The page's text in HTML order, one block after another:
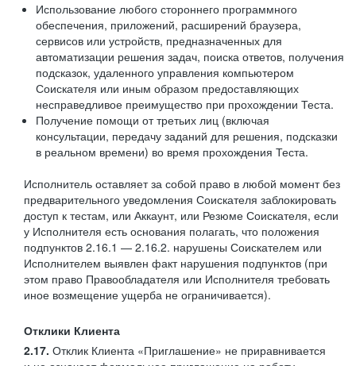
Использование любого стороннего программного
обеспечения, приложений, расширений браузера,
сервисов или устройств, предназначенных для
автоматизации решения задач, поиска ответов, получения
подсказок, удаленного управления компьютером
Соискателя или иным образом предоставляющих
несправедливое преимущество при прохождении Теста.
Получение помощи от третьих лиц (включая
консультации, передачу заданий для решения, подсказки
в реальном времени) во время прохождения Теста.
Исполнитель оставляет за собой право в любой момент без
предварительного уведомления Соискателя заблокировать
доступ к тестам, или Аккаунт, или Резюме Соискателя, если
у Исполнителя есть основания полагать, что положения
подпунктов 2.16.1 — 2.16.2. нарушены Соискателем или
Исполнителем выявлен факт нарушения подпунктов (при
этом право Правообладателя или Исполнителя требовать
иное возмещение ущерба не ограничивается).
Отклики Клиента
2.17. Отклик Клиента «Приглашение» не приравнивается